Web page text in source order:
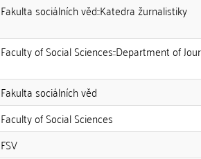
Fakulta sociálních věd::Katedra žurnalistiky
Faculty of Social Sciences::Department of
Fakulta sociálních věd
Faculty of Social Sciences
FSV